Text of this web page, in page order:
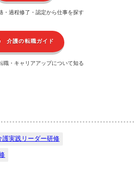
・過程修了・認定から仕事を探す
介護の転職ガイド
職・キャリアアップについて知る
護実践リーダー研修